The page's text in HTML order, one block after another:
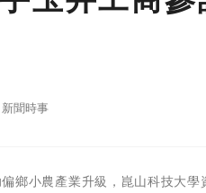
新聞時事
小農產業升級，崑山科技大學